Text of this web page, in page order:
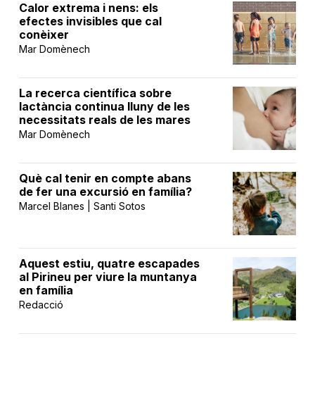
Calor extrema i nens: els
efectes invisibles que cal
conèixer
Mar Domènech
La recerca científica sobre
lactància continua lluny de les
necessitats reals de les mares
Mar Domènech
Què cal tenir en compte abans
de fer una excursió en família?
Marcel Blanes | Santi Sotos
Aquest estiu, quatre escapades
al Pirineu per viure la muntanya
en família
Redacció